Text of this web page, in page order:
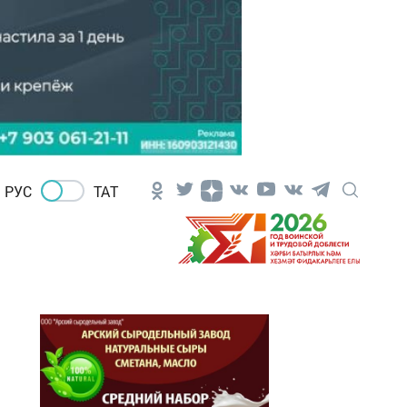
РУС ТАТ